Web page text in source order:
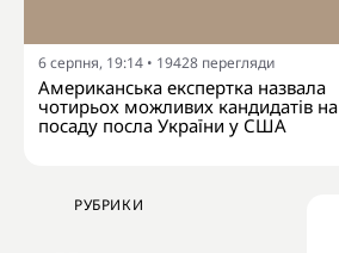
6 серпня, 19:14 • 19428 перегляди
Американська експертка назвала
чотирьох можливих кандидатів на
посаду посла України у США
РУБРИКИ